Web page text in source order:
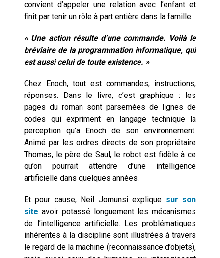
convient d’appeler une relation avec l’enfant et
finit par tenir un rôle à part entière dans la famille.
« Une action résulte d’une commande. Voilà le
bréviaire de la programmation informatique, qui
est aussi celui de toute existence. »
Chez Enoch, tout est commandes, instructions,
réponses. Dans le livre, c’est graphique : les
pages du roman sont parsemées de lignes de
codes qui expriment en langage technique la
perception qu’a Enoch de son environnement.
Animé par les ordres directs de son propriétaire
Thomas, le père de Saul, le robot est fidèle à ce
qu’on pourrait attendre d’une intelligence
artificielle dans quelques années.
Et pour cause, Neil Jomunsi explique sur son
site avoir potassé longuement les mécanismes
de l’intelligence artificielle. Les problématiques
inhérentes à la discipline sont illustrées à travers
le regard de la machine (reconnaissance d’objets),